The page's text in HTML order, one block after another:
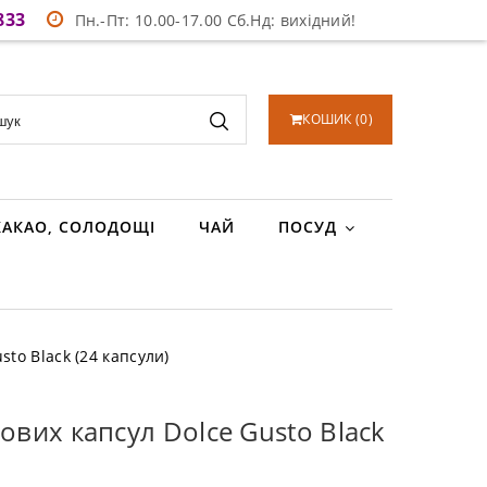
Пн.-Пт: 10.00-17.00 Сб.Нд: вихідний!
КОШИК (0)
СОЛОДОЩІ ЧАЙ ПОСУД
Black (24 капсули)
капсул Dolce Gusto Black